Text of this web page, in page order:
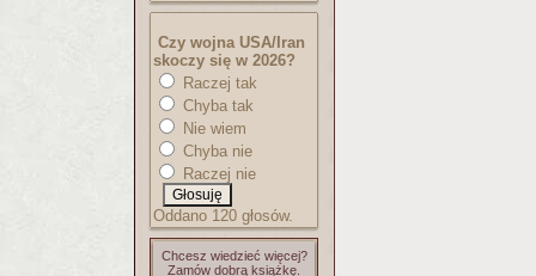
Czy wojna USA/Iran
skoczy się w 2026?
Raczej tak
Chyba tak
Nie wiem
Chyba nie
Raczej nie
Oddano 120 głosów.
Chcesz wiedzieć więcej?
Zamów dobrą książkę.